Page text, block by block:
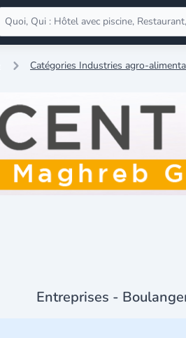
Catégories Industries agro-
Entreprises -